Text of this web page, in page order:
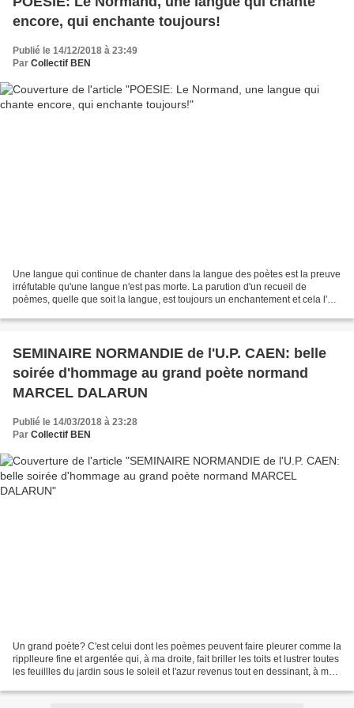
encore, qui enchante toujours!
Publié le 14/12/2018 à 23:49
Par Collectif BEN
Une langue qui continue de chanter dans la langue des poètes est la preuve
irréfutable qu'une langue n'est pas morte. La parution d'un recueil de
poèmes, quelle que soit la langue, est toujours un enchantement et cela l'est
SEMINAIRE NORMANDIE de l'U.P. CAEN: belle
soirée d'hommage au grand poète normand
MARCEL DALARUN
Publié le 14/03/2018 à 23:28
Par Collectif BEN
Un grand poète? C'est celui dont les poèmes peuvent faire pleurer comme la
ripplleure fine et argentée qui, à ma droite, fait briller les toits et lustrer toutes
les feuillles du jardin sous le soleil et l'azur revenus tout en dessinant, à ma